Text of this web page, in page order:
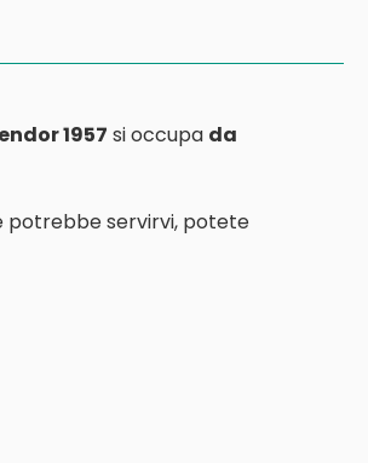
1957 si occupa da
potrebbe servirvi, potete